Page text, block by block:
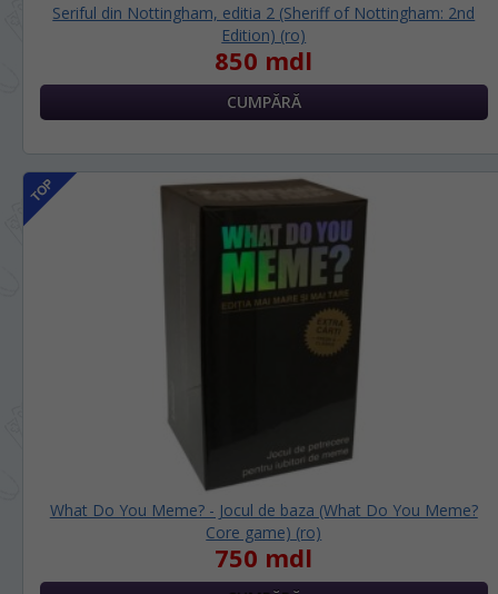
Seriful din Nottingham, editia 2 (Sheriff of Nottingham: 2nd
Edition) (ro)
850 mdl
What Do You Meme? - Jocul de baza (What Do You Meme?
Core game) (ro)
750 mdl
Если вы хотите переключить язык сайта,
то это можно всегда сделать в правом
верхнем углу страницы.
RU